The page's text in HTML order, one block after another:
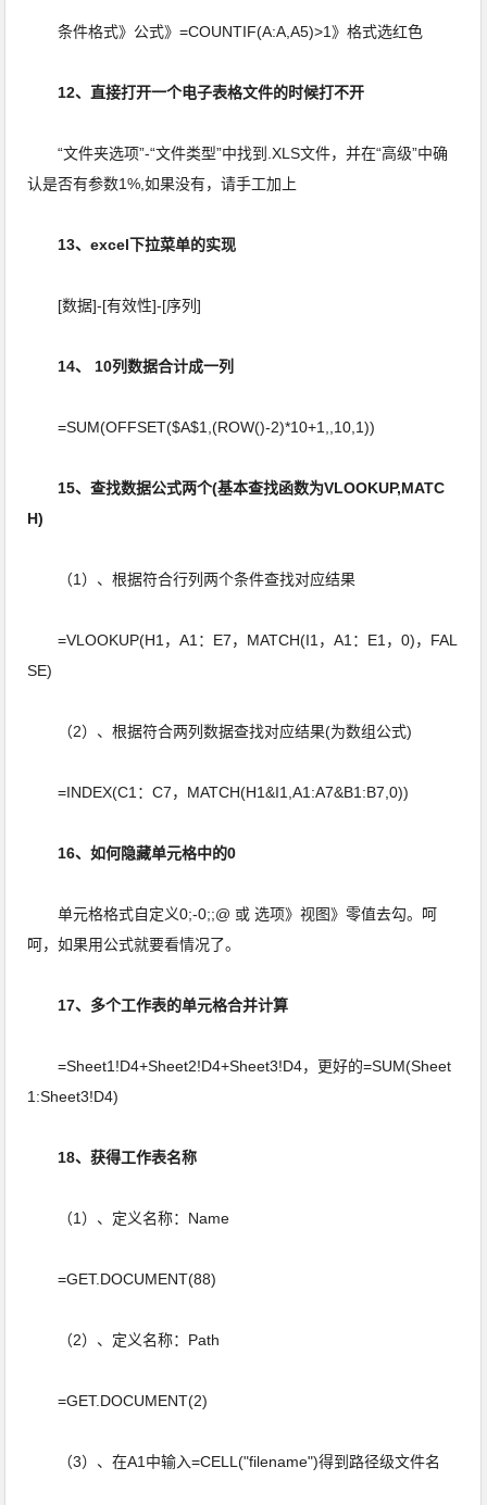
条件格式》公式》=COUNTIF(A:A,A5)>1》格式选红色
12、直接打开一个电子表格文件的时候打不开
“文件夹选项”-“文件类型”中找到.XLS文件，并在“高级”中确
认是否有参数1%,如果没有，请手工加上
13、excel下拉菜单的实现
[数据]-[有效性]-[序列]
14、 10列数据合计成一列
=SUM(OFFSET($A$1,(ROW()-2)*10+1,,10,1))
15、查找数据公式两个(基本查找函数为VLOOKUP,MATC
H)
（1）、根据符合行列两个条件查找对应结果
=VLOOKUP(H1，A1：E7，MATCH(I1，A1：E1，0)，FAL
SE)
（2）、根据符合两列数据查找对应结果(为数组公式)
=INDEX(C1：C7，MATCH(H1&I1,A1:A7&B1:B7,0))
16、如何隐藏单元格中的0
单元格格式自定义0;-0;;@ 或 选项》视图》零值去勾。呵
呵，如果用公式就要看情况了。
17、多个工作表的单元格合并计算
=Sheet1!D4+Sheet2!D4+Sheet3!D4，更好的=SUM(Sheet
1:Sheet3!D4)
18、获得工作表名称
（1）、定义名称：Name
=GET.DOCUMENT(88)
（2）、定义名称：Path
=GET.DOCUMENT(2)
（3）、在A1中输入=CELL("filename")得到路径级文件名